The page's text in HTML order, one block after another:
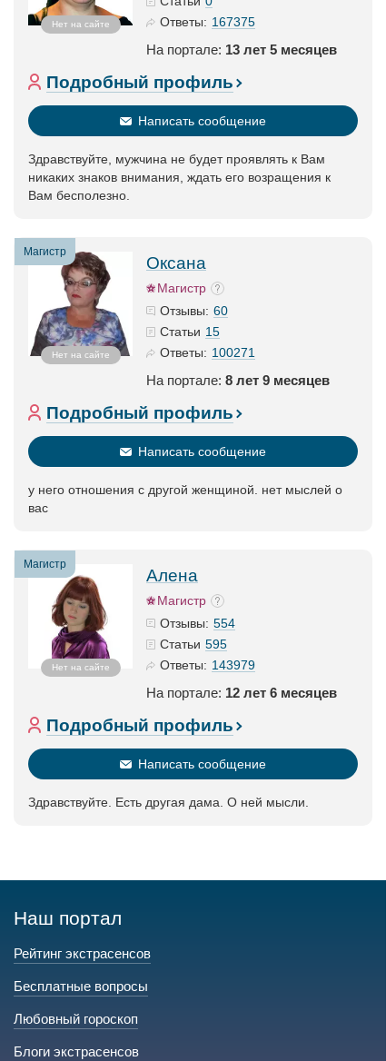
Нет на сайте
Ответы: 167375
На портале: 13 лет 5 месяцев
Подробный профиль
Написать сообщение
Здравствуйте, мужчина не будет проявлять к Вам
никаких знаков внимания, ждать его возращения к
Вам бесполезно.
Магистр
Нет на сайте
Оксана
Магистр
Отзывы: 60
Статьи 15
Ответы: 100271
На портале: 8 лет 9 месяцев
Подробный профиль
Написать сообщение
у него отношения с другой женщиной. нет мыслей о
вас
Магистр
Нет на сайте
Алена
Магистр
Отзывы: 554
Статьи 595
Ответы: 143979
На портале: 12 лет 6 месяцев
Подробный профиль
Написать сообщение
Здравствуйте. Есть другая дама. О ней мысли.
Наш портал
Рейтинг экстрасенсов
Бесплатные вопросы
Любовный гороскоп
Блоги экстрасенсов